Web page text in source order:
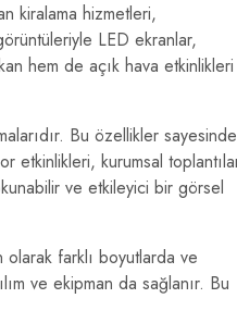
kiralama hizmetleri,
LED ekranlar,
hem de açık hava etkinlikleri
Bu özellikler
etkinlikleri, kurumsal
ve etkileyici bir görsel
olarak farklı boyutlarda ve
ve ekipman da sağlanır. Bu